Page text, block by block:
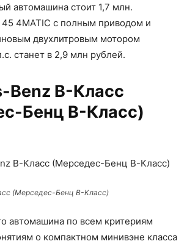
автомашина стоит 1,7 млн.
4MATIC с полным приводом и
двухлитровым мотором
станет в 2,9 млн рублей.
Benz В-Класс
Бенц В-Класс)
(Мерседес-Бенц В-Класс)
автомашина по всем критериям
о компактном минивэне класса